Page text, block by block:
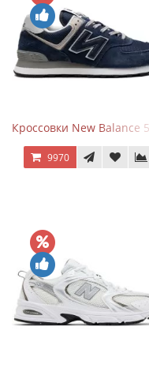
Кроссовки New Balance
9970